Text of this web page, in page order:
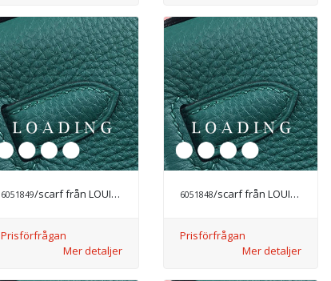
6051849/scarf från LOUIS VUITTON
Prisförfrågan
Mer detaljer
6051848/scarf från LOUIS VUITTON
Prisförfrågan
Mer detaljer